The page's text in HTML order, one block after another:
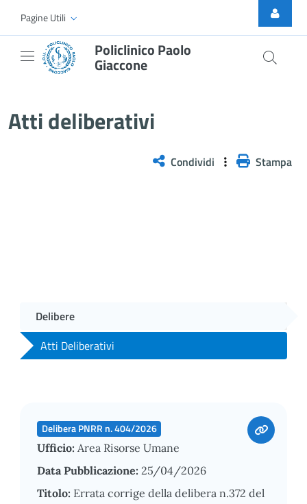
Skip to Main Content
Pagine Utili
Policlinico Paolo
Giaccone
Atti deliberativi
Condividi Stampa
Delibere
Atti Deliberativi
Delibera PNRR n. 404/2026
Ufficio: Area Risorse Umane
Data Pubblicazione: 25/04/2026
Titolo: Errata corrige della delibera n.372 del